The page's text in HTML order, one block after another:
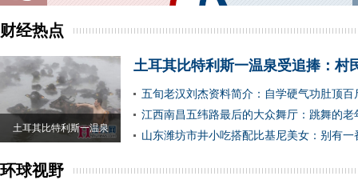
财经热点
土耳其比特利斯一温泉
土耳其比特利斯一温泉受追捧：村
五旬老汉刘杰资料简介：自学硬气功肚顶百
江西南昌五纬路最后的大众舞厅：跳舞的老
山东潍坊市井小吃搭配比基尼美女：别有一
环球视野